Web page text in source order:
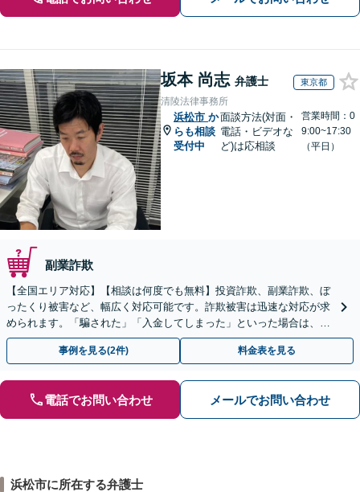
坂本 尚志 弁護士 東京都
清陵法律事務所
浜松市 か
らも相談
受付中
面談方法(対面・
電話・ビデオな
ど)は応相談
営業時間：0
9:00~17:30
（平日）
副業詐欺
【全国エリア対応】【相談は何度でも無料】投資詐欺、副業詐欺、ぼ
ったくり被害など、幅広く対応可能です。詐欺被害は迅速な対応が求
められます。「騙された」「入金してしまった」といった場合は、お
早めにご相談ください。【電話・メール・WEB相談可】
事例を見る(2件) 料金表を見る
電話でお問い合わせ メールでお問い合わせ
浜松市に所在する弁護士